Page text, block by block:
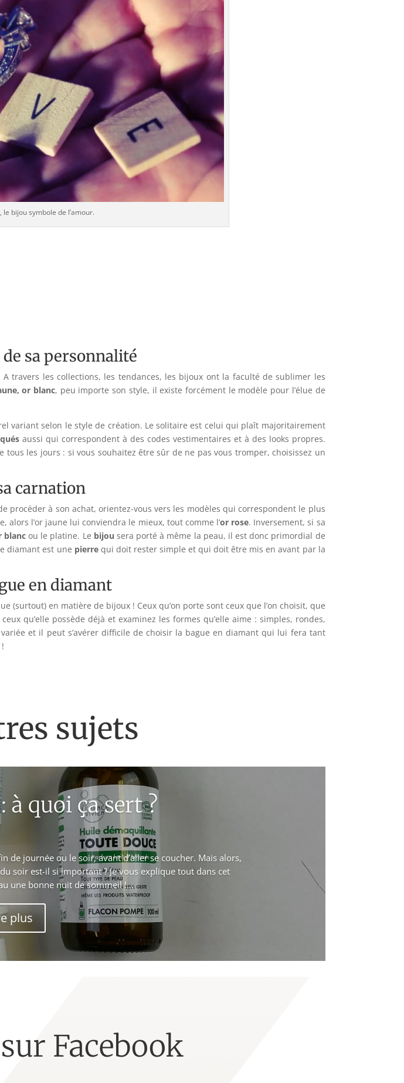
bijou symbole de l’amour.
sa personnalité
travers les collections, les tendances, les bijoux ont la faculté de sublimer les
or blanc, peu importe son style, il existe forcément le modèle pour l’élue de
variant selon le style de création. Le solitaire est celui qui plaît majoritairement
aussi qui correspondent à des codes vestimentaires et à des looks propres.
les jours : si vous souhaitez être sûr de ne pas vous tromper, choisissez un
carnation
procéder à son achat, orientez-vous vers les modèles qui correspondent le plus
l’or jaune lui conviendra le mieux, tout comme l’or rose. Inversement, si sa
blancou le platine. Le bijou sera porté à même la peau, il est donc primordial de
diamant est une pierre qui doit rester simple et qui doit être mis en avant par la
en diamant
(surtout) en matière de bijoux ! Ceux qu’on porte sont ceux que l’on choisit, que
qu’elle possède déjà et examinez les formes qu’elle aime : simples, rondes,
et il peut s’avérer difficile de choisir la bague en diamant qui lui fera tant
sujets
quoi ça sert ?
de journée ou le soir, avant d’aller se coucher. Mais alors,
soir est-il si important ? Je vous explique tout dans cet
une bonne nuit de sommeil !...
plus
Facebook